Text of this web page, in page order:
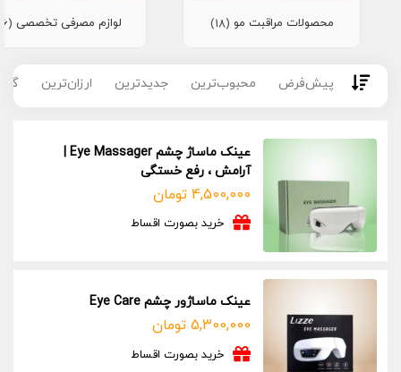
محصولات مراقبت مو (18) لوازم مصرفی تخصصی (16)
پیش‌فرض محبوب‌ترین جدیدترین ارزان‌ترین
عینک ماساژ چشم Eye Massager |
آرامش ، رفع خستگی
4,500,000 تومان
خرید بصورت اقساط
عینک ماساژور چشم Eye Care
5,300,000 تومان
خرید بصورت اقساط